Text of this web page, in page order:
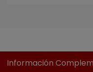
Información